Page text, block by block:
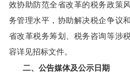
效协助防范全省改革的税务政策
务管理水平，协助解决税企争议
省改革税务筹划、税务咨询等涉
容详见招标文件。
二、公告媒体及公示日期